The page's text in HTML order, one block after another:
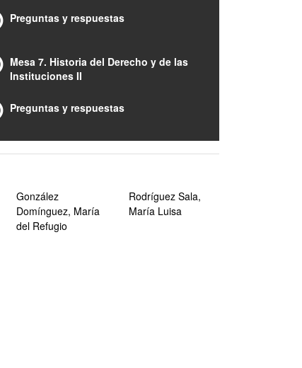
Preguntas y respuestas
Mesa 7. Historia del Derecho y de las
Instituciones II
Preguntas y respuestas
González
Domínguez, María
del Refugio
Rodríguez Sala,
María Luisa